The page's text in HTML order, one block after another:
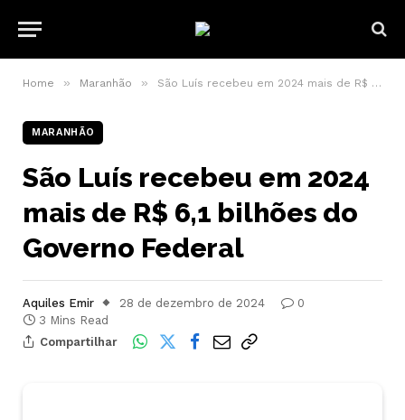
Home » Maranhão » São Luís recebeu em 2024 mais de R$ 6,1 bilhões do Governo Federal
MARANHÃO
São Luís recebeu em 2024
mais de R$ 6,1 bilhões do
Governo Federal
Aquiles Emir 28 de dezembro de 2024
0
3 Mins Read
Compartilhar